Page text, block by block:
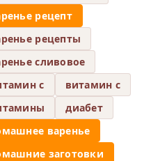
рецепт
рецепты
сливовое
c
витамин с
диабет
варенье
заготовки